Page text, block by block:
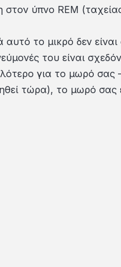
στον ύπνο REM
αυτό το μικρό δεν
του είναι
για το μωρό σας
τώρα), το μωρό σας